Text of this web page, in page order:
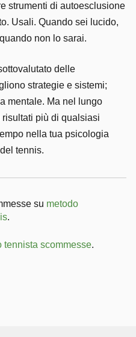
strumenti di autoesclusione
Usali. Quando sei lucido,
non lo sarai.
delle
strategie e sistemi;
mentale. Ma nel lungo
più di qualsiasi
nella tua psicologia
tennis.
su metodo
.
tennista scommesse.